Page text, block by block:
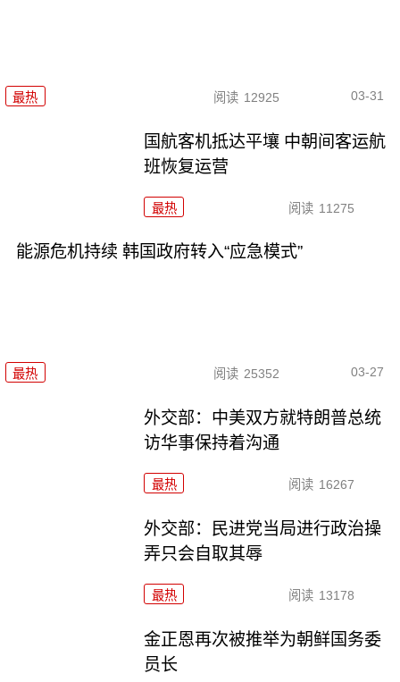
最热 阅读 12925 03-31
国航客机抵达平壤 中朝间客运航
班恢复运营
最热 阅读 11275
能源危机持续 韩国政府转入“应急模式”
最热 阅读 25352 03-27
外交部：中美双方就特朗普总统
访华事保持着沟通
最热 阅读 16267
外交部：民进党当局进行政治操
弄只会自取其辱
最热 阅读 13178
金正恩再次被推举为朝鲜国务委
员长